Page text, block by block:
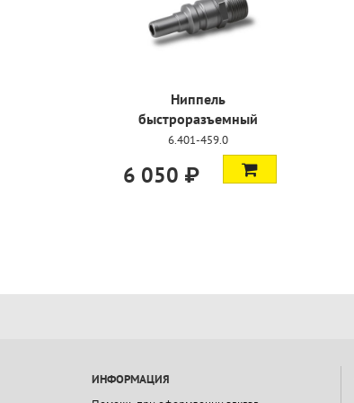
Ниппель
быстроразъемный
6.401-459.0
6 050 ₽
ИНФОРМАЦИЯ